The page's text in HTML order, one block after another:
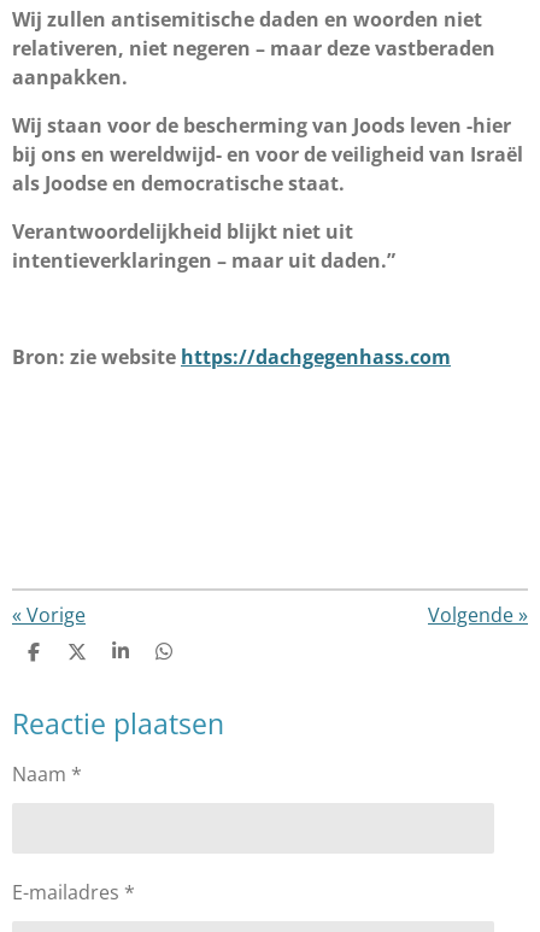
Wij zullen antisemitische daden en woorden niet
relativeren, niet negeren – maar deze vastberaden
aanpakken.
Wij staan voor de bescherming van Joods leven -hier
bij ons en wereldwijd- en voor de veiligheid van Israël
als Joodse en democratische staat.
Verantwoordelijkheid blijkt niet uit
intentieverklaringen – maar uit daden.”
Bron: zie website https://dachgegenhass.com
«Vorige Volgende»
D
e
n
D
l
S
r
e
D
e
n
Reactie plaatsen
Naam *
E-mailadres *